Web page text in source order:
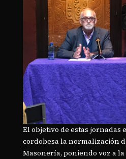
El objetivo de estas jornadas
cordobesa la normalización
Masonería, poniendo voz a